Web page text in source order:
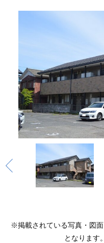
※掲載されている写真・図
となります